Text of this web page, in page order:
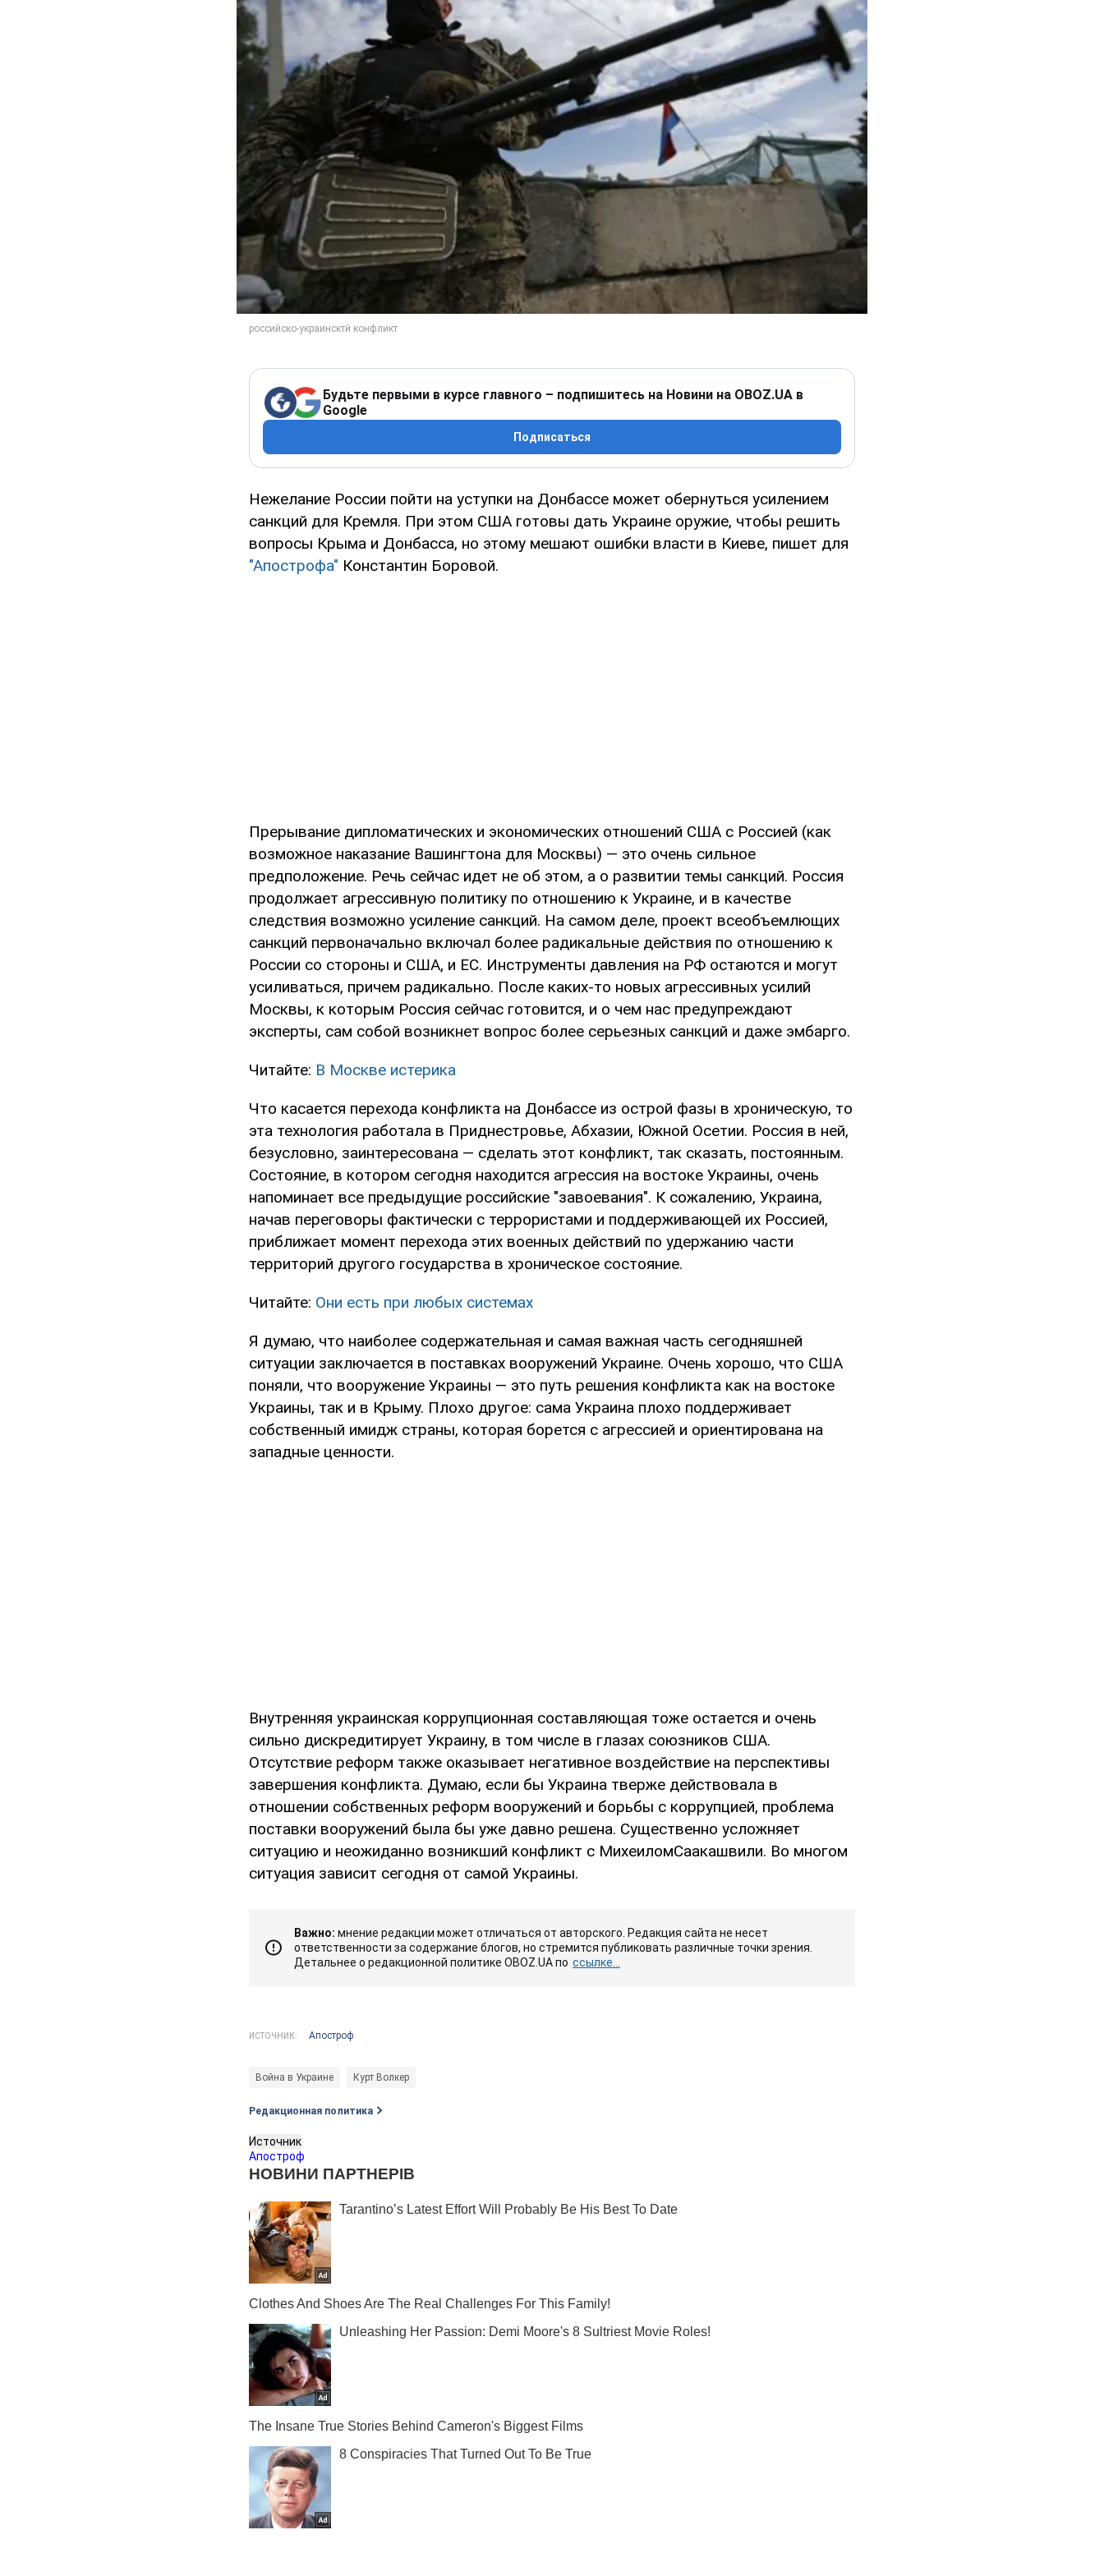
Будьте первыми в курсе главного – подпишитесь на Новини на OBOZ.UA в
Google
Подписаться
Нежелание России пойти на уступки на Донбассе может обернуться усилением
санкций для Кремля. При этом США готовы дать Украине оружие, чтобы решить
вопросы Крыма и Донбасса, но этому мешают ошибки власти в Киеве, пишет для
"Апострофа" Константин Боровой.
Прерывание дипломатических и экономических отношений США с Россией (как
возможное наказание Вашингтона для Москвы) — это очень сильное
предположение. Речь сейчас идет не об этом, а о развитии темы санкций. Россия
продолжает агрессивную политику по отношению к Украине, и в качестве
следствия возможно усиление санкций. На самом деле, проект всеобъемлющих
санкций первоначально включал более радикальные действия по отношению к
России со стороны и США, и ЕС. Инструменты давления на РФ остаются и могут
усиливаться, причем радикально. После каких-то новых агрессивных усилий
Москвы, к которым Россия сейчас готовится, и о чем нас предупреждают
эксперты, сам собой возникнет вопрос более серьезных санкций и даже эмбарго.
Читайте: В Москве истерика
Что касается перехода конфликта на Донбассе из острой фазы в хроническую, то
эта технология работала в Приднестровье, Абхазии, Южной Осетии. Россия в ней,
безусловно, заинтересована — сделать этот конфликт, так сказать, постоянным.
Состояние, в котором сегодня находится агрессия на востоке Украины, очень
напоминает все предыдущие российские "завоевания". К сожалению, Украина,
начав переговоры фактически с террористами и поддерживающей их Россией,
приближает момент перехода этих военных действий по удержанию части
территорий другого государства в хроническое состояние.
Читайте: Они есть при любых системах
Я думаю, что наиболее содержательная и самая важная часть сегодняшней
ситуации заключается в поставках вооружений Украине. Очень хорошо, что США
поняли, что вооружение Украины — это путь решения конфликта как на востоке
Украины, так и в Крыму. Плохо другое: сама Украина плохо поддерживает
собственный имидж страны, которая борется с агрессией и ориентирована на
западные ценности.
Внутренняя украинская коррупционная составляющая тоже остается и очень
сильно дискредитирует Украину, в том числе в глазах союзников США.
Отсутствие реформ также оказывает негативное воздействие на перспективы
завершения конфликта. Думаю, если бы Украина тверже действовала в
отношении собственных реформ вооружений и борьбы с коррупцией, проблема
поставки вооружений была бы уже давно решена. Существенно усложняет
ситуацию и неожиданно возникший конфликт с МихеиломСаакашвили. Во многом
ситуация зависит сегодня от самой Украины.
Важно: мнение редакции может отличаться от авторского. Редакция сайта не несет
ответственности за содержание блогов, но стремится публиковать различные точки зрения.
Детальнее о редакционной политике OBOZ.UA по ссылке...
ИСТОЧНИК: Апостроф
Война в Украине Курт Волкер
Редакционная политика
Источник
Апостроф